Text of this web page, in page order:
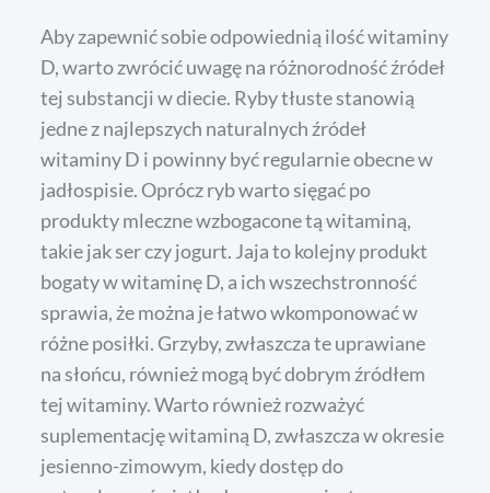
Aby zapewnić sobie odpowiednią ilość witaminy
D, warto zwrócić uwagę na różnorodność źródeł
tej substancji w diecie. Ryby tłuste stanowią
jedne z najlepszych naturalnych źródeł
witaminy D i powinny być regularnie obecne w
jadłospisie. Oprócz ryb warto sięgać po
produkty mleczne wzbogacone tą witaminą,
takie jak ser czy jogurt. Jaja to kolejny produkt
bogaty w witaminę D, a ich wszechstronność
sprawia, że można je łatwo wkomponować w
różne posiłki. Grzyby, zwłaszcza te uprawiane
na słońcu, również mogą być dobrym źródłem
tej witaminy. Warto również rozważyć
suplementację witaminą D, zwłaszcza w okresie
jesienno-zimowym, kiedy dostęp do